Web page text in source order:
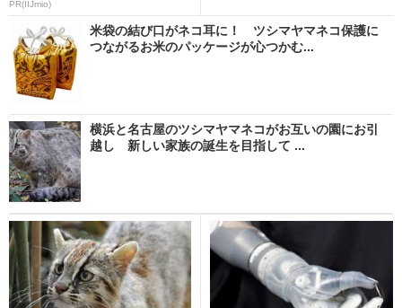
PR(IIJmio)
米袋の結び口がネコ耳に！ ツシマヤマネコ保護に
つながるお米のパッケージが心つかむ...
横浜と名古屋のツシマヤマネコがお互いの園にお引
越し 新しい家族の誕生を目指して ...